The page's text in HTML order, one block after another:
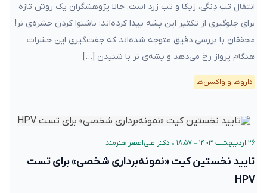
انتقال تب دِنگی، زیکا و تب زرد است. حالا پژوهشگران یک روش تازه
برای جلوگیری از تکثیر این پشه پیدا کرده‌اند: ناشنوا کردن حشره‌ی نر!
محققان با بررسی دقیق متوجه شده‌اند که جفت‌گیری این حشرات
هنگام پرواز رخ می‌دهد و پشه‌ی نر با شنیدن […]
دارو‌ها و واکسن‌ها
۲۶ اردیبهشت ۱۴۰۳ – ۱۸:۵۷ • دکتر علی‌اصغر هنرمند
تایید نخستین کیت «نمونه‌برداری شخصی» برای تست
HPV